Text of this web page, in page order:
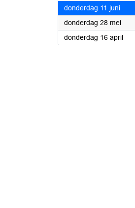
donderdag 11 juni2026
donderdag 28 mei2026
donderdag 16 april2026